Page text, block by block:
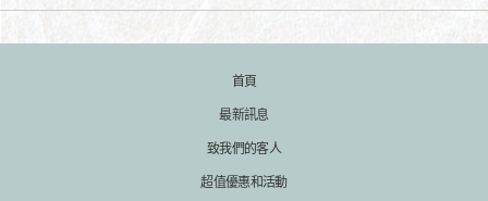
首頁
最新訊息
致我們的客人
超值優惠和活動